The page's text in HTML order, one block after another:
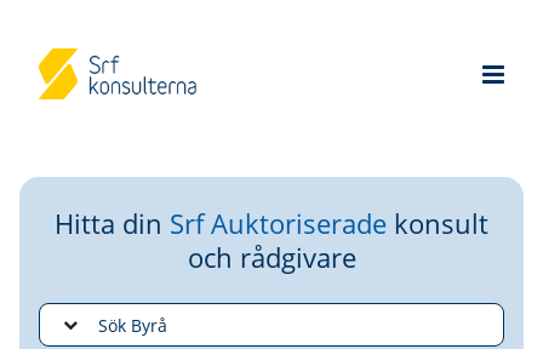
Hitta din Srf Auktoriserade konsult
och rådgivare